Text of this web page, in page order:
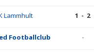
Lammhult 1 - 2
Footballclub -